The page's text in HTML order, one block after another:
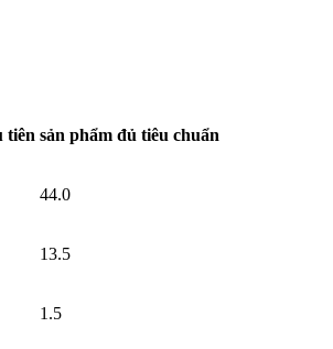
tiên sản phẩm đủ tiêu chuẩn
44.0
13.5
1.5